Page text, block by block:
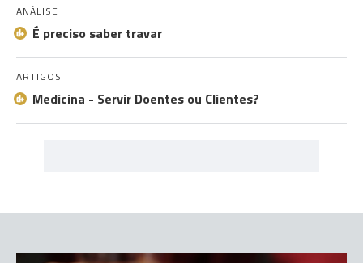
ANÁLISE
É preciso saber travar
ARTIGOS
Medicina - Servir Doentes ou Clientes?